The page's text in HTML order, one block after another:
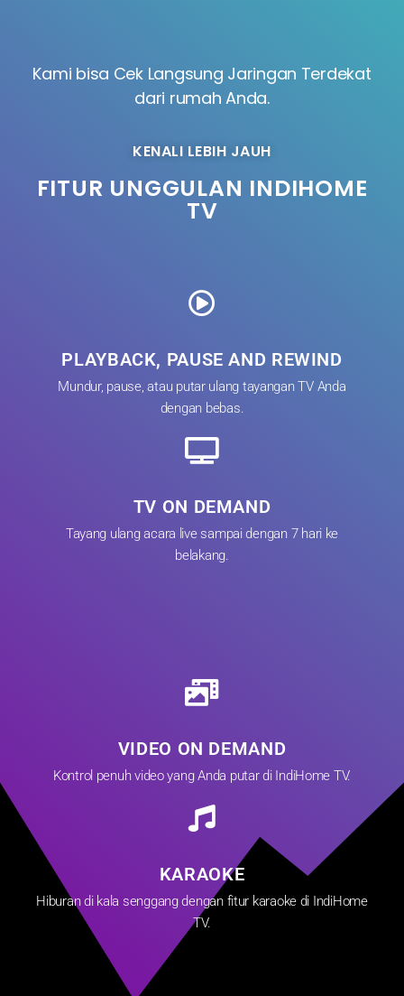
Kami bisa Cek Langsung Jaringan Terdekat
dari rumah Anda.
KENALI LEBIH JAUH
FITUR UNGGULAN INDIHOME
TV
PLAYBACK, PAUSE AND REWIND
Mundur, pause, atau putar ulang tayangan TV Anda
dengan bebas.
TV ON DEMAND
Tayang ulang acara live sampai dengan 7 hari ke
belakang.
VIDEO ON DEMAND
Kontrol penuh video yang Anda putar di IndiHome TV.
KARAOKE
Hiburan di kala senggang dengan fitur karaoke di IndiHome
TV.